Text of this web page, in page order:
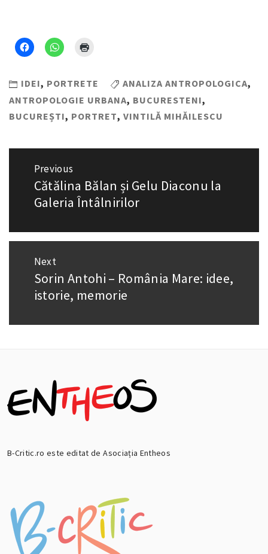
IDEI, PORTRETE ANALIZA ANTROPOLOGICA,
ANTROPOLOGIE URBANA, BUCURESTENI,
BUCUREȘTI, PORTRET, VINTILĂ MIHĂILESCU
Navigare
articole
Previous
Previous
post:
Cătălina Bălan și Gelu Diaconu la
Galeria Întâlnirilor
Next
Next
post:
Sorin Antohi – România Mare: idee,
istorie, memorie
B-Critic.ro este editat de Asociația Entheos